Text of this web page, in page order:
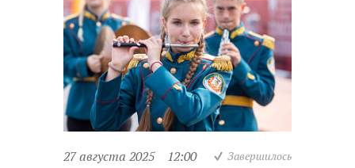
27 августа 2025 12:00 Завершилось